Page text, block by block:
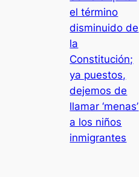
el término
disminuido de
la
Constitución;
ya puestos,
dejemos de
llamar ‘menas’
a los niños
inmigrantes